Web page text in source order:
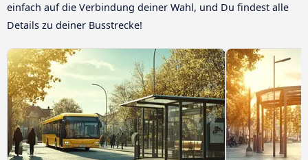
einfach auf die Verbindung deiner Wahl, und Du findest alle
Details zu deiner Busstrecke!